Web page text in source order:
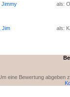
Jimmy als:
Jim als:
eine Bewertung abgeben